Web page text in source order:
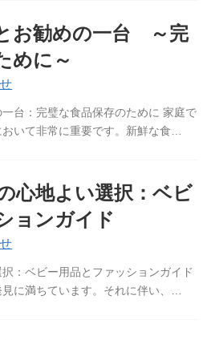
お勧めの一台 ～完
めに～
台：完璧な食品保存のために 家庭で
いて非常に重要です。新鮮な食…
心地よい選択：ベビ
ョンガイド
：ベビー用品とファッションガイド
に満ちています。それに伴い、…